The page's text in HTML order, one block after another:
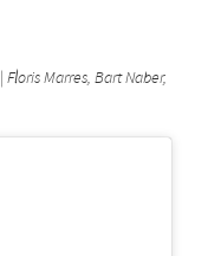
| Floris Marres, Bart Naber,